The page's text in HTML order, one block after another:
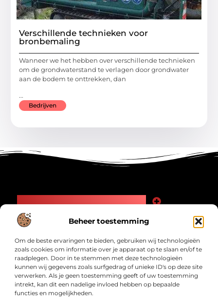
Beheer toestemming
Om de beste ervaringen te bieden, gebruiken wij technologieën
zoals cookies om informatie over je apparaat op te slaan en/of te
raadplegen. Door in te stemmen met deze technologieën
kunnen wij gegevens zoals surfgedrag of unieke ID's op deze site
verwerken. Als je geen toestemming geeft of uw toestemming
intrekt, kan dit een nadelige invloed hebben op bepaalde
functies en mogelijkheden.
Verschillende technieken voor
bronbemaling
Wanneer we het hebben over verschillende technieken
om de grondwaterstand te verlagen door grondwater
aan de bodem te onttrekken, dan
...
Bedrijven
Bericht categorie